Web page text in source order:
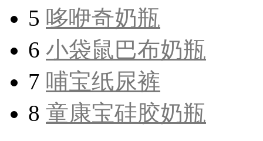
5 哆咿奇奶瓶
6 小袋鼠巴布奶瓶
7 哺宝纸尿裤
8 童康宝硅胶奶瓶